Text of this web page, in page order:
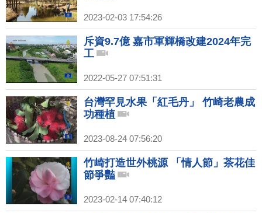
2023-02-03 17:54:26
斥資9.7億 嘉市軍輝橋改建2024年完
工
2022-05-27 07:51:31
台灣罕見水果「紅毛丹」 竹崎老農成
功種植
2023-08-24 07:56:20
竹崎打造世外桃源 「情人節」茶花佳
節爭豔
2023-02-14 07:40:12